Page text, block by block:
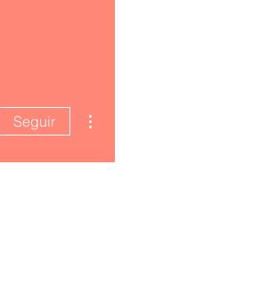
Seguir